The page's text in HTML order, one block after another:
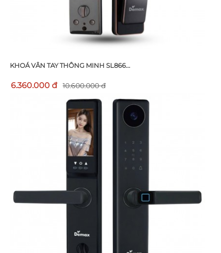
KHOÁ VÂN TAY THÔNG MINH SL866...
6.360.000 đ 10.600.000 đ